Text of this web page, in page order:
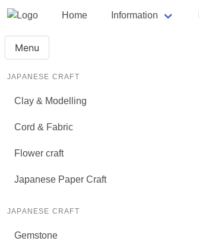
Home Information
Menu
JAPANESE CRAFT
Clay & Modelling
Cord & Fabric
Flower craft
Japanese Paper Craft
JAPANESE CRAFT
Gemstone